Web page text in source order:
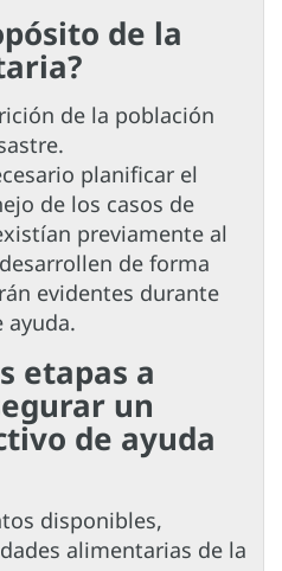
de la
de la población
planificar el
de los casos de
previamente al
de forma
evidentes durante
ayuda.
etapas a
un
de ayuda
disponibles,
alimentarias de la